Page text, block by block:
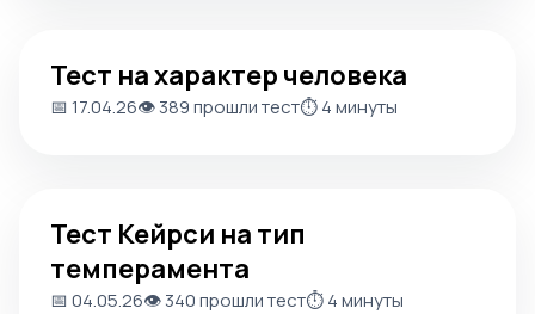
Тест на характер человека
📅 17.04.26👁️ 389 прошли тест⏱️ 4 минуты
Тест Кейрси на тип
темперамента
📅 04.05.26👁️ 340 прошли тест⏱️ 4 минуты